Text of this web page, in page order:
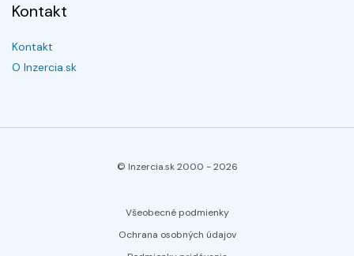
Kontakt
Kontakt
O Inzercia.sk
© Inzercia.sk 2000 -2026
Všeobecné podmienky
Ochrana osobných údajov